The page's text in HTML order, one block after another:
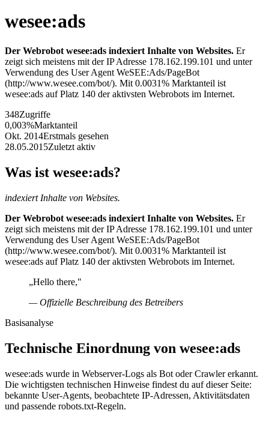
wesee:ads
Der Webrobot wesee:ads indexiert Inhalte von Websites. Er
zeigt sich meistens mit der IP Adresse 178.162.199.101 und unter
Verwendung des User Agent WeSEE:Ads/PageBot
(http://www.wesee.com/bot/). Mit 0.0031% Marktanteil ist
wesee:ads auf Platz 140 der aktivsten Webrobots im Internet.
348Zugriffe
0,003%Marktanteil
Okt. 2014Erstmals gesehen
28.05.2015Zuletzt aktiv
Was ist wesee:ads?
indexiert Inhalte von Websites.
Der Webrobot wesee:ads indexiert Inhalte von Websites. Er
zeigt sich meistens mit der IP Adresse 178.162.199.101 und unter
Verwendung des User Agent WeSEE:Ads/PageBot
(http://www.wesee.com/bot/). Mit 0.0031% Marktanteil ist
wesee:ads auf Platz 140 der aktivsten Webrobots im Internet.
„Hello there,"
— Offizielle Beschreibung des Betreibers
Basisanalyse
Technische Einordnung von wesee:ads
wesee:ads wurde in Webserver-Logs als Bot oder Crawler erkannt.
Die wichtigsten technischen Hinweise findest du auf dieser Seite:
bekannte User-Agents, beobachtete IP-Adressen, Aktivitätsdaten
und passende robots.txt-Regeln.